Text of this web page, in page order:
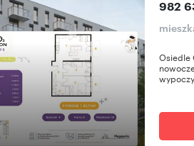
982
Osiedle